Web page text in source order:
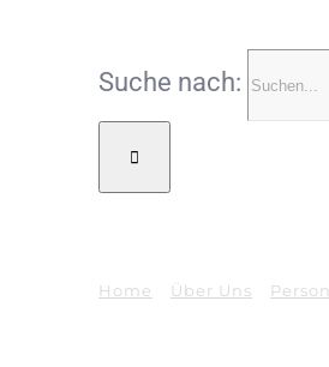
Suche nach:
Home Über Uns